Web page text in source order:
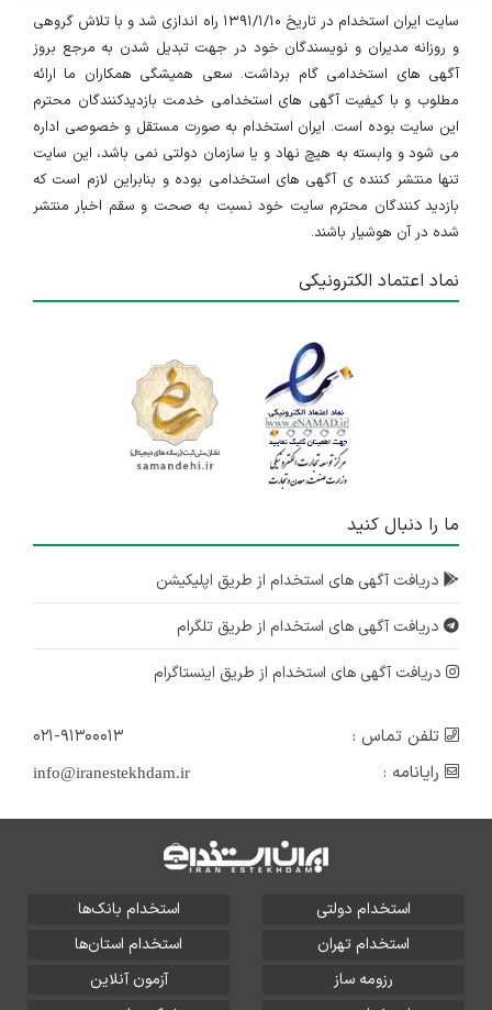
سایت ایران استخدام در تاریخ ۱۳۹۱/۱/۱۰ راه اندازی شد و با تلاش گروهی
و روزانه مدیران و نویسندگان خود در جهت تبدیل شدن به مرجع بروز
آگهی های استخدامی گام برداشت. سعی همیشگی همکاران ما ارائه
مطلوب و با کیفیت آگهی های استخدامی خدمت بازدیدکنندگان محترم
این سایت بوده است. ایران استخدام به صورت مستقل و خصوصی اداره
می شود و وابسته به هیچ نهاد و یا سازمان دولتی نمی باشد، این سایت
تنها منتشر کننده ی آگهی های استخدامی بوده و بنابراین لازم است که
بازدید کنندگان محترم سایت خود نسبت به صحت و سقم اخبار منتشر
شده در آن هوشیار باشند.
نماد اعتماد الکترونیکی
ما را دنبال کنید
دریافت آگهی های استخدام از طریق اپلیکیشن
دریافت آگهی های استخدام از طریق تلگرام
دریافت آگهی های استخدام از طریق اینستاگرام
تلفن تماس :
۰۲۱-۹۱۳۰۰۰۱۳
رایانامه :
info@iranestekhdam.ir
استخدام دولتی
استخدام بانک‌ها
استخدام تهران
استخدام استان‌ها
رزومه ساز
آزمون آنلاین